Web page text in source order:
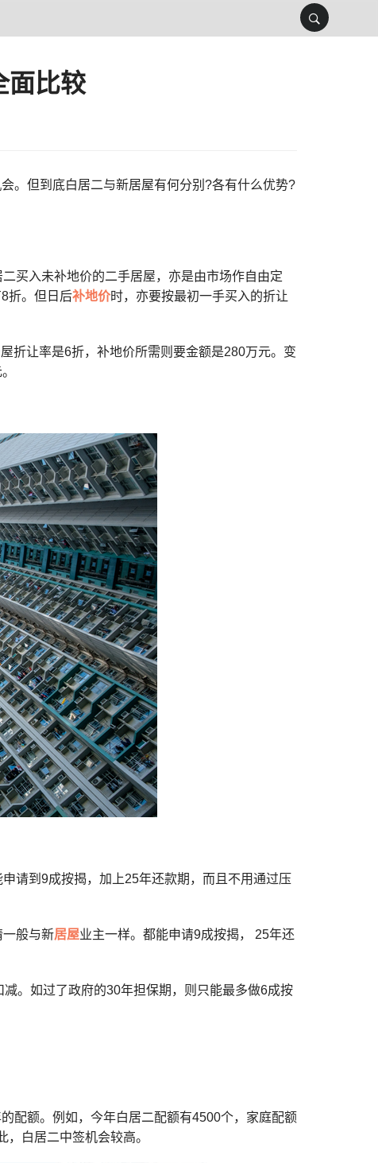
面比较
。但到底白居二与新居屋有何分别?各有什么优势?
买入未补地价的二手居屋，亦是由市场作自由定
折。但日后补地价时，亦要按最初一手买入的折让
折让率是6折，补地价所需则要金额是280万元。变
请到9成按揭，加上25年还款期，而且不用通过压
一般与新居屋业主一样。都能申请9成按揭， 25年还
。如过了政府的30年担保期，则只能最多做6成按
配额。例如，今年白居二配额有4500个，家庭配额
白居二中签机会较高。